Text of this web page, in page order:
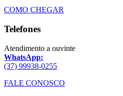
COMO CHEGAR
Telefones
Atendimento a ouvinte
WhatsApp:
(37) 99938-0255
FALE CONOSCO